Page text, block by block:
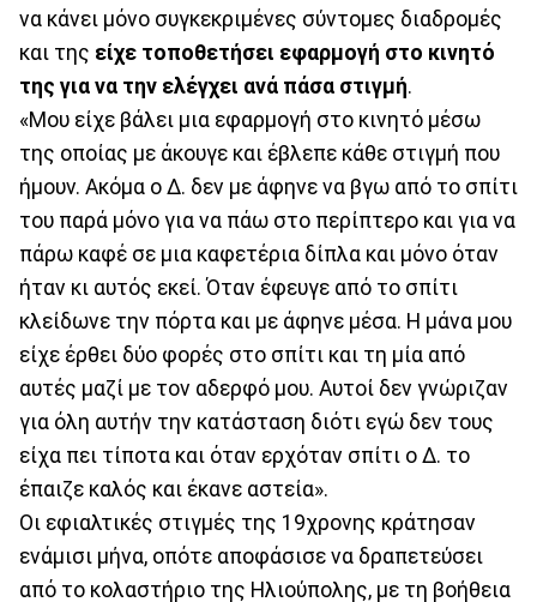
να κάνει μόνο συγκεκριμένες σύντομες διαδρομές
και της είχε τοποθετήσει εφαρμογή στο κινητό
της για να την ελέγχει ανά πάσα στιγμή.
«Μου είχε βάλει μια εφαρμογή στο κινητό μέσω
της οποίας με άκουγε και έβλεπε κάθε στιγμή που
ήμουν. Ακόμα ο Δ. δεν με άφηνε να βγω από το σπίτι
του παρά μόνο για να πάω στο περίπτερο και για να
πάρω καφέ σε μια καφετέρια δίπλα και μόνο όταν
ήταν κι αυτός εκεί. Όταν έφευγε από το σπίτι
κλείδωνε την πόρτα και με άφηνε μέσα. Η μάνα μου
είχε έρθει δύο φορές στο σπίτι και τη μία από
αυτές μαζί με τον αδερφό μου. Αυτοί δεν γνώριζαν
για όλη αυτήν την κατάσταση διότι εγώ δεν τους
είχα πει τίποτα και όταν ερχόταν σπίτι ο Δ. το
έπαιζε καλός και έκανε αστεία».
Οι εφιαλτικές στιγμές της 19χρονης κράτησαν
ενάμισι μήνα, οπότε αποφάσισε να δραπετεύσει
από το κολαστήριο της Ηλιούπολης, με τη βοήθεια